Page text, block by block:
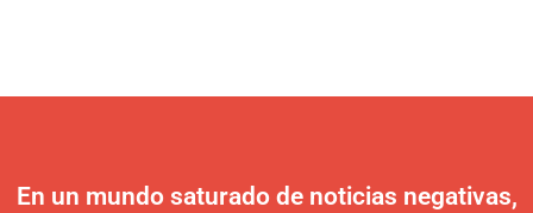
En un mundo saturado de noticias negativas,